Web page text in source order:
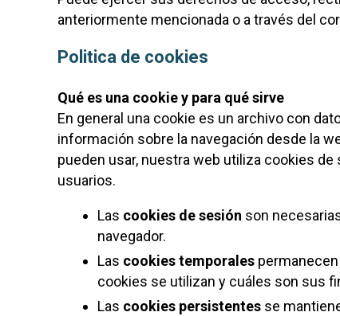
anteriormente mencionada o a través del
Politica de cookies
Qué es una cookie y para qué sirve
En general una cookie es un archivo con
información sobre la navegación desde la
pueden usar, nuestra web utiliza cookies
usuarios.
Las cookies de sesión son
navegador.
Las cookies temporales
cookies se utilizan y cuáles son sus
Las cookies persistentes se